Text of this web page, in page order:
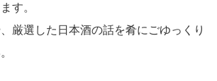
す。
厳選した日本酒の話を肴にごゆっくり